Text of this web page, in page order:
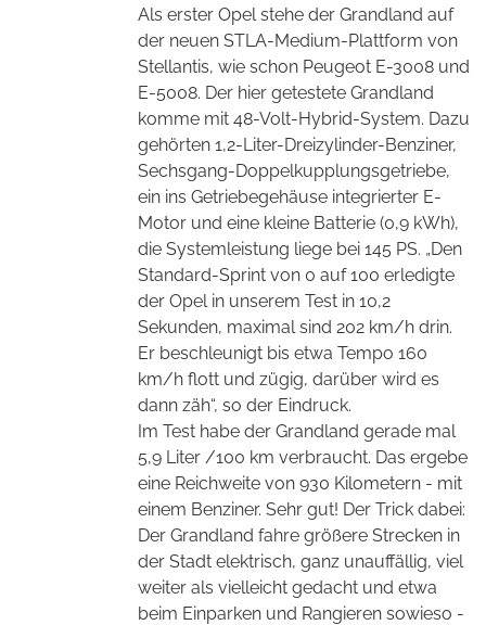
Als erster Opel stehe der Grandland auf
der neuen STLA-Medium-Plattform von
Stellantis, wie schon Peugeot E-3008 und
E-5008. Der hier getestete Grandland
komme mit 48-Volt-Hybrid-System. Dazu
gehörten 1,2-Liter-Dreizylinder-Benziner,
Sechsgang-Doppelkupplungsgetriebe,
ein ins Getriebegehäuse integrierter E-
Motor und eine kleine Batterie (0,9 kWh),
die Systemleistung liege bei 145 PS. „Den
Standard-Sprint von 0 auf 100 erledigte
der Opel in unserem Test in 10,2
Sekunden, maximal sind 202 km/h drin.
Er beschleunigt bis etwa Tempo 160
km/h flott und zügig, darüber wird es
dann zäh“, so der Eindruck.
Im Test habe der Grandland gerade mal
5,9 Liter /100 km verbraucht. Das ergebe
eine Reichweite von 930 Kilometern - mit
einem Benziner. Sehr gut! Der Trick dabei:
Der Grandland fahre größere Strecken in
der Stadt elektrisch, ganz unauffällig, viel
weiter als vielleicht gedacht und etwa
beim Einparken und Rangieren sowieso -